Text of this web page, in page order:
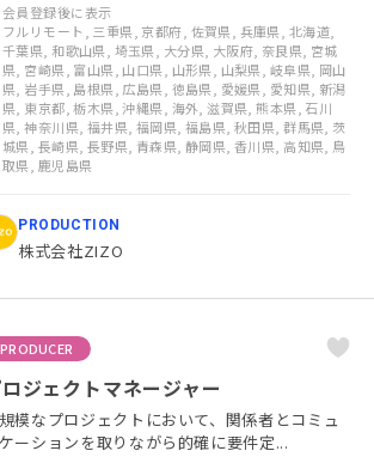
会員登録後に表示
フルリモート, 三重県, 京都府, 佐賀県, 兵庫県, 北海道,
千葉県, 和歌山県, 埼玉県, 大分県, 大阪府, 奈良県, 宮城
県, 宮崎県, 富山県, 山口県, 山形県, 山梨県, 岐阜県, 岡山
県, 岩手県, 島根県, 広島県, 徳島県, 愛媛県, 愛知県, 新潟
県, 東京都, 栃木県, 沖縄県, 海外, 滋賀県, 熊本県, 石川
県, 神奈川県, 福井県, 福岡県, 福島県, 秋田県, 群馬県, 茨
城県, 長崎県, 長野県, 青森県, 静岡県, 香川県, 高知県, 鳥
取県, 鹿児島県
PRODUCTION
株式会社ZIZO
PRODUCER
ジェクトマネージャー
模なプロジェクトにおいて、関係者とコミュ
ーションを取りながら的確に要件定...